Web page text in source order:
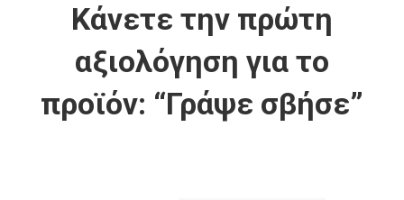
Κάνετε την πρώτη
αξιολόγηση για το
προϊόν: “Γράψε σβήσε”